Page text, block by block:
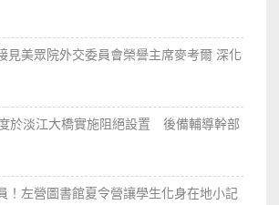
見美眾院外交委員會榮譽主席麥考爾 深化
於淡江大橋實施阻絕設置 後備輔導幹部
！左營圖書館夏令營讓學生化身在地小記